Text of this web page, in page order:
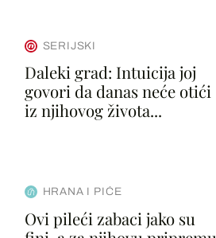
SERIJSKI
Daleki grad: Intuicija joj
govori da danas neće otići
iz njihovog života...
HRANA I PIĆE
Ovi pileći zabaci jako su